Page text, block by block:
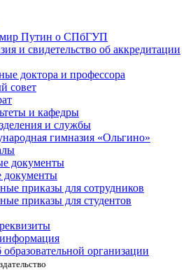
Путин о СПбГУП
и свидетельство об аккредитации
доктора и профессора
совет
и кафедры
и службы
гимназия «Ольгино»
документы
документы
приказы для сотрудников
приказы для студентов
организации